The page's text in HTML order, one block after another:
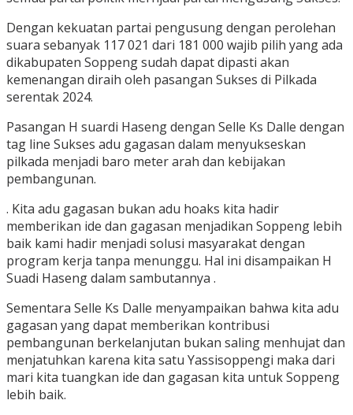
Dengan kekuatan partai pengusung dengan perolehan
suara sebanyak 117 021 dari 181 000 wajib pilih yang ada
dikabupaten Soppeng sudah dapat dipasti akan
kemenangan diraih oleh pasangan Sukses di Pilkada
serentak 2024.
Pasangan H suardi Haseng dengan Selle Ks Dalle dengan
tag line Sukses adu gagasan dalam menyukseskan
pilkada menjadi baro meter arah dan kebijakan
pembangunan.
. Kita adu gagasan bukan adu hoaks kita hadir
memberikan ide dan gagasan menjadikan Soppeng lebih
baik kami hadir menjadi solusi masyarakat dengan
program kerja tanpa menunggu. Hal ini disampaikan H
Suadi Haseng dalam sambutannya .
Sementara Selle Ks Dalle menyampaikan bahwa kita adu
gagasan yang dapat memberikan kontribusi
pembangunan berkelanjutan bukan saling menhujat dan
menjatuhkan karena kita satu Yassisoppengi maka dari
mari kita tuangkan ide dan gagasan kita untuk Soppeng
lebih baik.